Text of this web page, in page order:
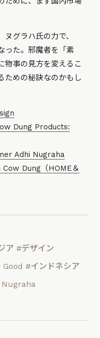
グラハ氏の力で、
った。邪魔者を「素
事の見方を変えるこ
ための秘訣なのかもし
Dung Products:
Adhi Nugraha
Dung（HOME＆
ア #デザイン
#インドネシア